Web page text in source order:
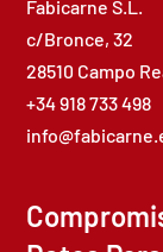
Fabicarne S.L.
c/Bronce, 32
28510 Campo
+34 918 733 498